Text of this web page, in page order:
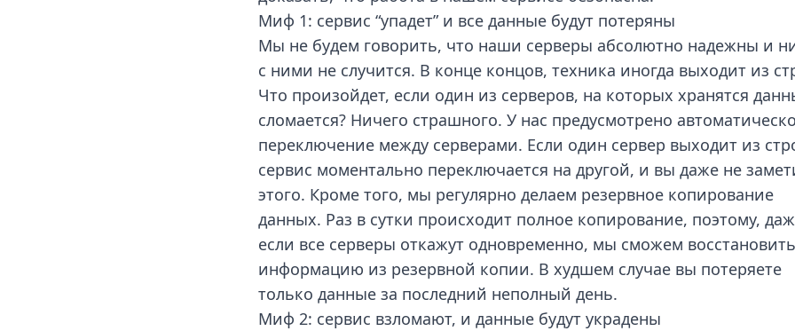
Миф 1: сервис “упадет” и все данные будут потеряны
Мы не будем говорить, что наши серверы абсолютно надежны и
с ними не случится. В конце концов, техника иногда выходит из
Что произойдет, если один из серверов, на которых хранятся
сломается? Ничего страшного. У нас предусмотрено
переключение между серверами. Если один сервер выходит из
сервис моментально переключается на другой, и вы даже не
этого. Кроме того, мы регулярно делаем резервное копирование
данных. Раз в сутки происходит полное копирование, поэтому,
если все серверы откажут одновременно, мы сможем
информацию из резервной копии. В худшем случае вы потеряете
только данные за последний неполный день.
Миф 2: сервис взломают, и данные будут украдены